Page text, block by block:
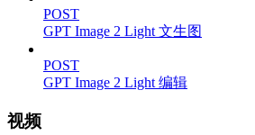
POST
GPT Image 2 Light 文生图
POST
GPT Image 2 Light 编辑
视频